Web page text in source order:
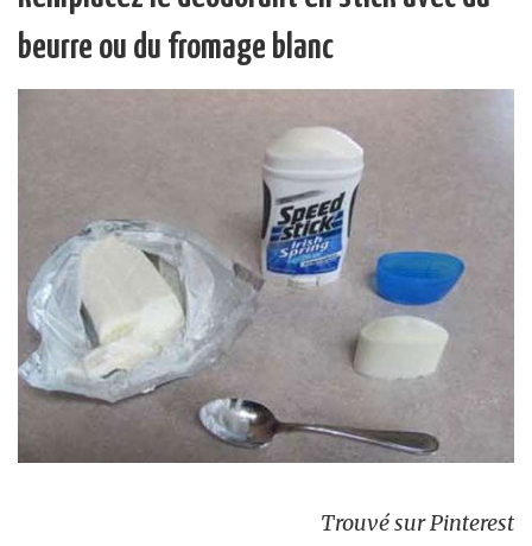
beurre ou du fromage blanc
Trouvé sur Pinterest